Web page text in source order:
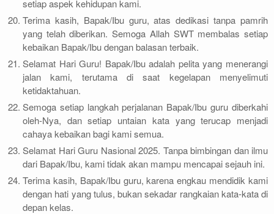
setiap aspek kehidupan kami.
Terima kasih, Bapak/Ibu guru, atas dedikasi tanpa pamrih
yang telah diberikan. Semoga Allah SWT membalas setiap
kebaikan Bapak/Ibu dengan balasan terbaik.
Selamat Hari Guru! Bapak/Ibu adalah pelita yang menerangi
jalan kami, terutama di saat kegelapan menyelimuti
ketidaktahuan.
Semoga setiap langkah perjalanan Bapak/Ibu guru diberkahi
oleh-Nya, dan setiap untaian kata yang terucap menjadi
cahaya kebaikan bagi kami semua.
Selamat Hari Guru Nasional 2025. Tanpa bimbingan dan ilmu
dari Bapak/Ibu, kami tidak akan mampu mencapai sejauh ini.
Terima kasih, Bapak/Ibu guru, karena engkau mendidik kami
dengan hati yang tulus, bukan sekadar rangkaian kata-kata di
depan kelas.